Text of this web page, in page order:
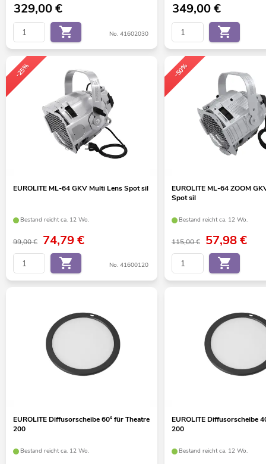
329,00€
No. 41602030
349,00€
-25%
EUROLITE ML-64 GKV Multi Lens Spot sil
Bestand reicht ca. 12 Wo.
99,00 € 74,79€
No. 41600120
-50%
EUROLITE ML-64 ZOOM
Spot sil
Bestand reicht ca. 12 Wo.
115,00 € 57,98€
EUROLITE Diffusorscheibe 60° für Theatre
200
Bestand reicht ca. 12 Wo.
EUROLITE Diffusorscheibe
200
Bestand reicht ca. 12 Wo.